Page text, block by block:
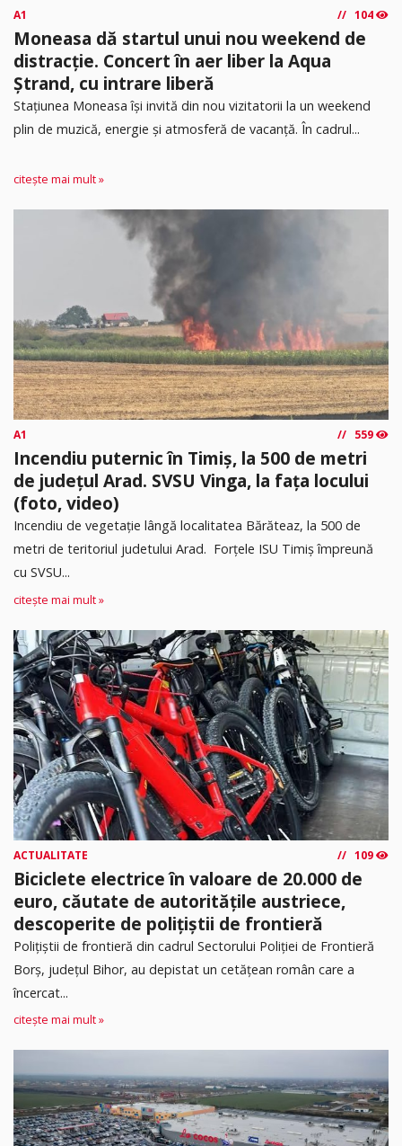
A1 104
Moneasa dă startul unui nou weekend de
distracție. Concert în aer liber la Aqua
Ștrand, cu intrare liberă
Stațiunea Moneasa își invită din nou vizitatorii la un weekend
plin de muzică, energie și atmosferă de vacanță. În cadrul...
citește mai mult »
A1 559
Incendiu puternic în Timiș, la 500 de metri
de județul Arad. SVSU Vinga, la fața locului
(foto, video)
Incendiu de vegetație lângă localitatea Bărăteaz, la 500 de
metri de teritoriul judetului Arad. Forțele ISU Timiș împreună
cu SVSU...
citește mai mult »
ACTUALITATE 109
Biciclete electrice în valoare de 20.000 de
euro, căutate de autoritățile austriece,
descoperite de polițiștii de frontieră
Poliţiştii de frontieră din cadrul Sectorului Poliției de Frontieră
Borș, județul Bihor, au depistat un cetățean român care a
încercat...
citește mai mult »